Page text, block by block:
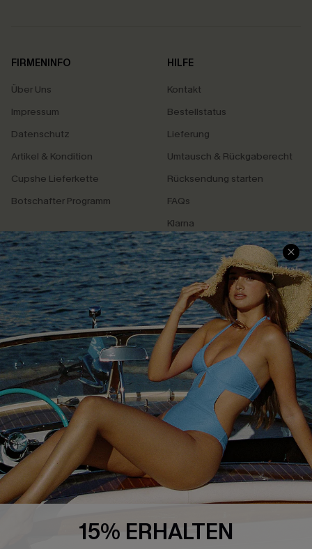
FIRMENINFO
Über Uns
Impressum
Datenschutz
Artikel & Kondition
Cupshe Lieferkette
Botschafter Programm
HILFE
Kontakt
Bestellstatus
Lieferung
Umtausch & Rückgaberecht
Rücksendung starten
FAQs
Klarna
SERVICEZENTRUM
Größenguide
Geschenkkarte
Treueprogramm
Affiliate Programm
BELIEBTE SUCHEN
Bauchweg
High-Waist
Sommerkleider
Blau-Weiß
4.4
CUPSHE-APP HERUNTERLADEN
15% ERHALTEN